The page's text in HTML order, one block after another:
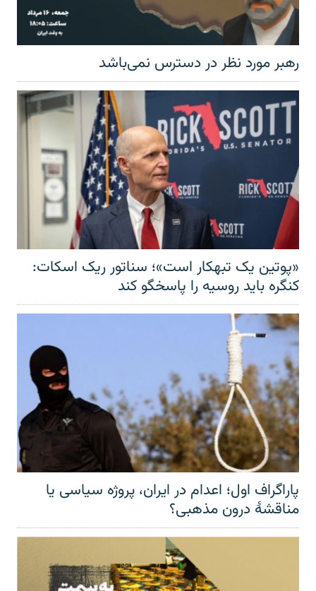
رهبر مورد نظر در دسترس نمی‌باشد
«پوتین یک تبهکار است»؛ سناتور ریک اسکات:
کنگره باید روسیه را پاسخگو کند
پاراگراف اول؛ اعدام در ایران، پروژه سیاسی یا
مناقشهٔ درون مذهبی؟